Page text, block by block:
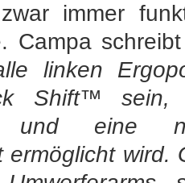
immer
Campa
linken
Shift™ sein,
und eine
ermöglicht